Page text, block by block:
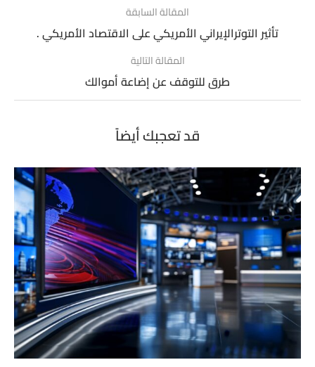
المقالة السابقة
تأثير التوترالإيراني الأمريكي على الاقتصاد الأمريكي .
المقالة التالية
طرق للتوقف عن إضاعة أموالك
قد تعجبك أيضاً